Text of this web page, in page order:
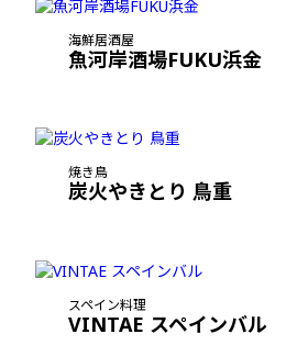
海鮮居酒屋
魚河岸酒場FUKU浜金
焼き鳥
炭火やきとり 鳥重
スペイン料理
VINTAE スペインバル